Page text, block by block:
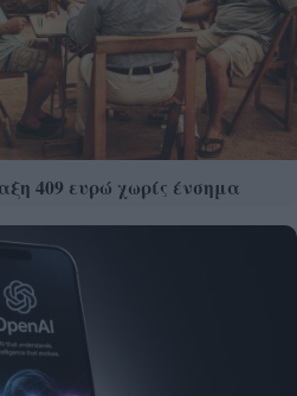
409 ευρώ χωρίς ένσημα